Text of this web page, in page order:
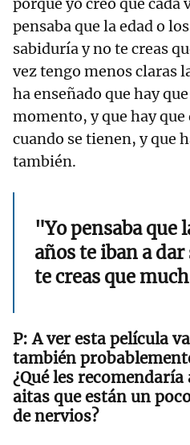
porque yo creo que cada
pensaba que la edad o
sabiduría y no te creas
vez tengo menos claras
ha enseñado que hay
momento, y que hay
cuando se tienen, y que
también.
"Yo pensaba que
años te iban a
te creas que
A ver esta película
también
¿Qué les
aitas que están un
de nervios?